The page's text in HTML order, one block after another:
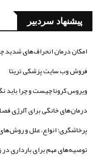
پیشنهاد سردبیر
امکان درمان انحراف‌های
فروش وب سایت پزشکی تریتا
ویروس کرونا چیست و چرا باید
درمان‌های خانگی برای آلرژی
پرخاشگری؛ انواع، علل و
توصیه‌های مهم برای بارداری